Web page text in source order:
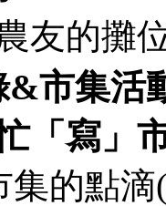
友的攤
&市集活
「寫」
的點